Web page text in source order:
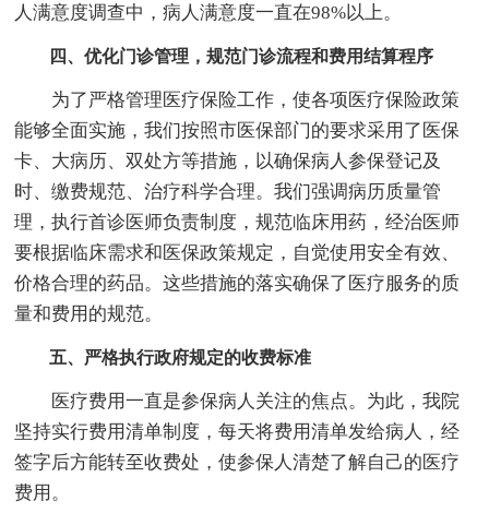
人满意度调查中，病人满意度一直在98%以上。
四、优化门诊管理，规范门诊流程和费用结算程序
为了严格管理医疗保险工作，使各项医疗保险政策
能够全面实施，我们按照市医保部门的要求采用了医保
卡、大病历、双处方等措施，以确保病人参保登记及
时、缴费规范、治疗科学合理。我们强调病历质量管
理，执行首诊医师负责制度，规范临床用药，经治医师
要根据临床需求和医保政策规定，自觉使用安全有效、
价格合理的药品。这些措施的落实确保了医疗服务的质
量和费用的规范。
五、严格执行政府规定的收费标准
医疗费用一直是参保病人关注的焦点。为此，我院
坚持实行费用清单制度，每天将费用清单发给病人，经
签字后方能转至收费处，使参保人清楚了解自己的医疗
费用。